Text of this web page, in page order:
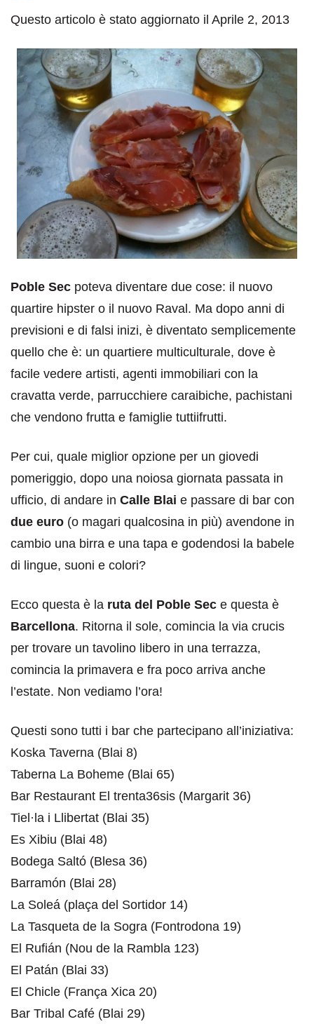
Questo articolo è stato aggiornato il Aprile 2, 2013
Poble Sec poteva diventare due cose: il nuovo
quartire hipster o il nuovo Raval. Ma dopo anni di
previsioni e di falsi inizi, è diventato semplicemente
quello che è: un quartiere multiculturale, dove è
facile vedere artisti, agenti immobiliari con la
cravatta verde, parrucchiere caraibiche, pachistani
che vendono frutta e famiglie tuttiifrutti.
Per cui, quale miglior opzione per un giovedi
pomeriggio, dopo una noiosa giornata passata in
ufficio, di andare in Calle Blai e passare di bar con
due euro (o magari qualcosina in più) avendone in
cambio una birra e una tapa e godendosi la babele
di lingue, suoni e colori?
Ecco questa è la ruta del Poble Sec e questa è
Barcellona. Ritorna il sole, comincia la via crucis
per trovare un tavolino libero in una terrazza,
comincia la primavera e fra poco arriva anche
l’estate. Non vediamo l’ora!
Questi sono tutti i bar che partecipano all’iniziativa:
Koska Taverna (Blai 8)
Taberna La Boheme (Blai 65)
Bar Restaurant El trenta36sis (Margarit 36)
Tiel·la i Llibertat (Blai 35)
Es Xibiu (Blai 48)
Bodega Saltó (Blesa 36)
Barramón (Blai 28)
La Soleá (plaça del Sortidor 14)
La Tasqueta de la Sogra (Fontrodona 19)
El Rufián (Nou de la Rambla 123)
El Patán (Blai 33)
El Chicle (França Xica 20)
Bar Tribal Café (Blai 29)